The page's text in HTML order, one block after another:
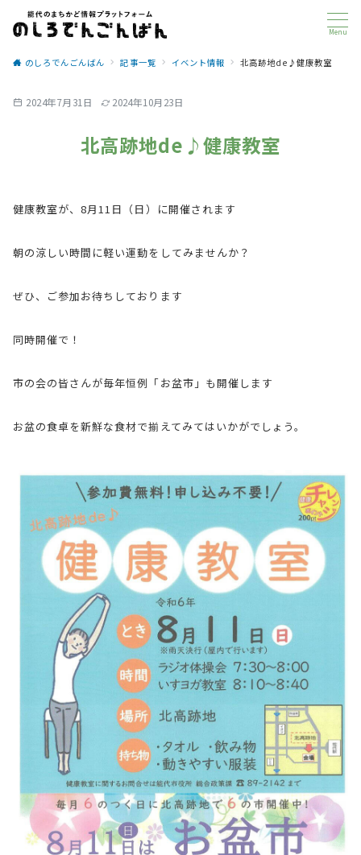
Menu
のしろでんごんばん 記事一覧 イベント情報 北高跡地de♪健康教室
2024年7月31日 2024年10月23日
北高跡地de♪健康教室
健康教室が、8月11日（日）に開催されます
朝の涼しい時間に軽い運動をしてみませんか？
ぜひ、ご参加お待ちしております
同時開催で！
市の会の皆さんが毎年恒例「お盆市」も開催します
お盆の食卓を新鮮な食材で揃えてみてはいかがでしょう。